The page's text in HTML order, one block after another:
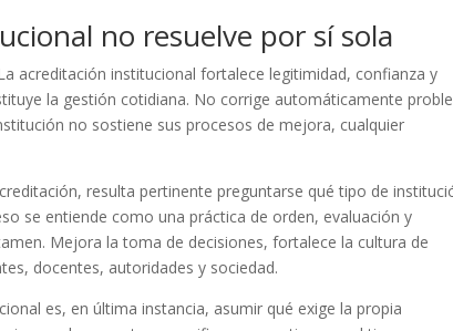
no resuelve por sí sola
acreditación institucional fortalece legitimidad, confianza y
la gestión cotidiana. No corrige automáticamente
no sostiene sus procesos de mejora, cualquier
resulta pertinente preguntarse qué tipo de
se entiende como una práctica de orden, evaluación y
Mejora la toma de decisiones, fortalece la cultura de
docentes, autoridades y sociedad.
es, en última instancia, asumir qué exige la propia